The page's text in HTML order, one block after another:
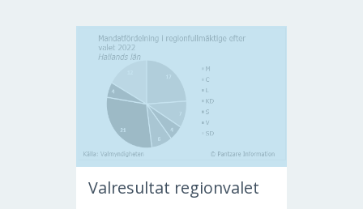
Valresultat regionvalet